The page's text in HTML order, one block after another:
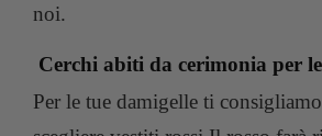
noi.
Cerchi abiti da cerimonia per
Per le tue damigelle ti